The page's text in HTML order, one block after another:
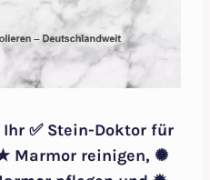
✅ Stein-Doktor für
Marmor reinigen, ✺